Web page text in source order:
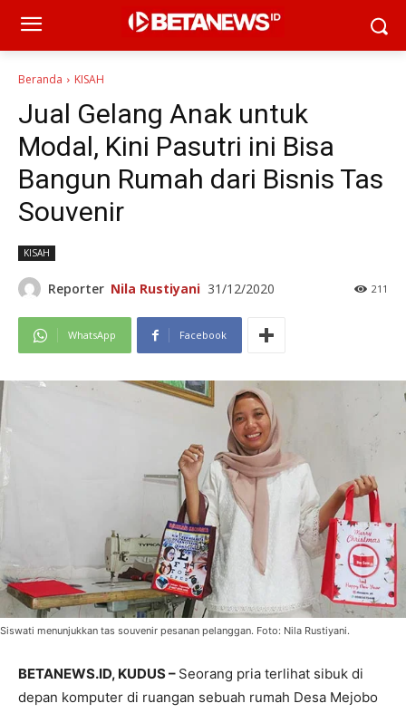
Beranda KISAH
Jual Gelang Anak untuk
Modal, Kini Pasutri ini Bisa
Bangun Rumah dari Bisnis Tas
Souvenir
KISAH
Reporter Nila Rustiyani 31/12/2020 211
WhatsApp Facebook
Siswati menunjukkan tas souvenir pesanan pelanggan. Foto: Nila Rustiyani.
BETANEWS.ID, KUDUS – Seorang pria terlihat sibuk di
depan komputer di ruangan sebuah rumah Desa Mejobo